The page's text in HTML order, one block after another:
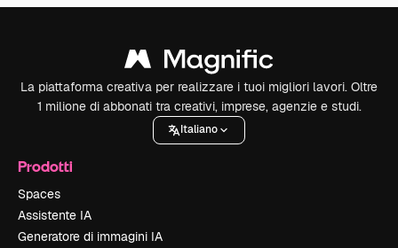
La piattaforma creativa per realizzare i tuoi migliori lavori. Oltre
1 milione di abbonati tra creativi, imprese, agenzie e studi.
Italiano
Prodotti
Spaces
Assistente IA
Generatore di immagini IA